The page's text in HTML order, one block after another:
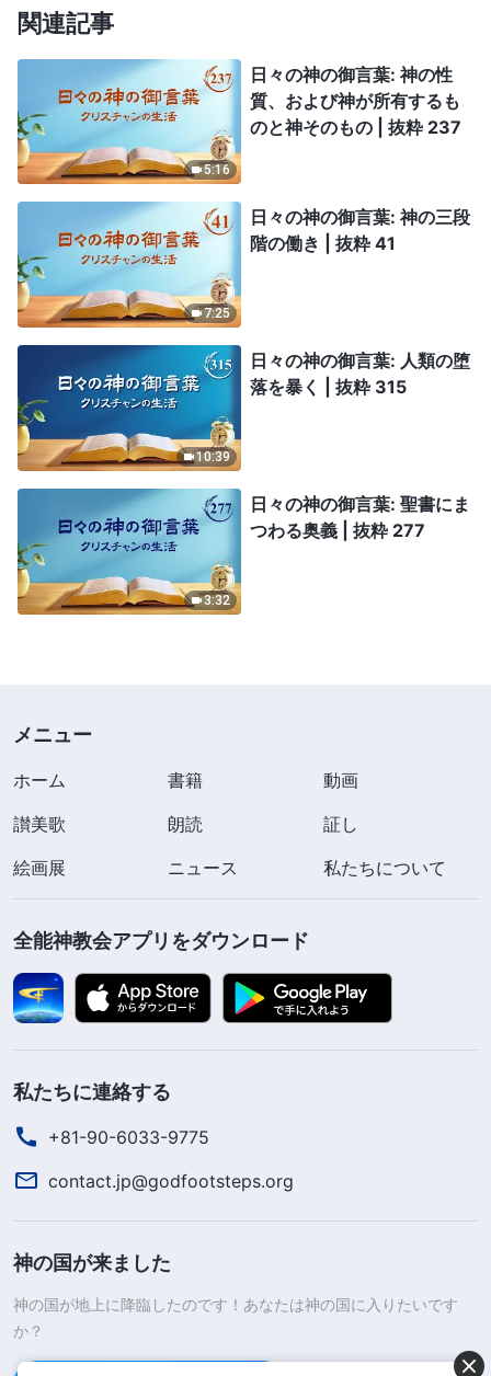
関連記事
5:16
日々の神の御言葉: 神の性
質、および神が所有するも
のと神そのもの | 抜粋 237
7:25
日々の神の御言葉: 神の三段
階の働き | 抜粋 41
10:39
日々の神の御言葉: 人類の堕
落を暴く | 抜粋 315
3:32
日々の神の御言葉: 聖書にま
つわる奥義 | 抜粋 277
メニュー
ホーム 書籍
動画
讃美歌
朗読
証し
絵画展
ニュース 私たちについて
全能神教会アプリをダウンロード
私たちに連絡する
+81-90-6033-9775
contact.jp@godfootsteps.org
神の国が来ました
神の国が地上に降臨したのです！あなたは神の国に入りたいです
か？